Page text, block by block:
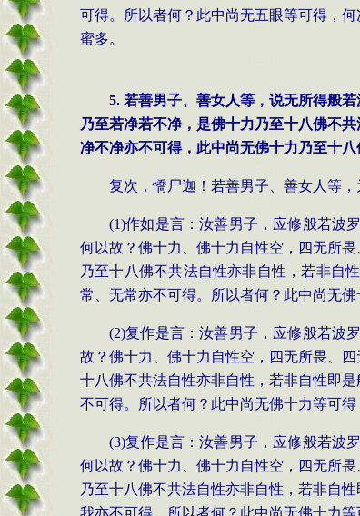
可得。所以者何？此中尚无五眼等可得，
蜜多。
5. 若善男子、善女人等，说无所得般
乃至若净若不净，是佛十力乃至十八佛不
净不净亦不可得，此中尚无佛十力乃至十
复次，憍尸迦！若善男子、善女人等
(1)作如是言：汝善男子，应修般若波
何以故？佛十力、佛十力自性空，四无所
乃至十八佛不共法自性亦非自性，若非自
常、无常亦不可得。所以者何？此中尚无
(2)复作是言：汝善男子，应修般若波
故？佛十力、佛十力自性空，四无所畏、
十八佛不共法自性亦非自性，若非自性即
不可得。所以者何？此中尚无佛十力等可
(3)复作是言：汝善男子，应修般若波
何以故？佛十力、佛十力自性空，四无所
乃至十八佛不共法自性亦非自性，若非自
我亦不可得。所以者何？此中尚无佛十力